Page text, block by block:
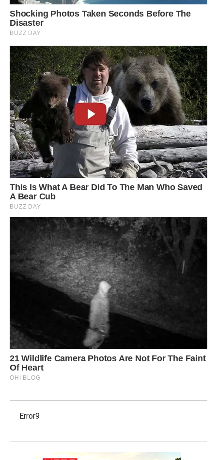
Error9